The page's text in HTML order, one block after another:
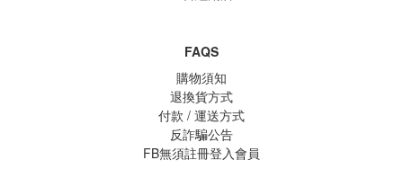
FAQS
購物須知
退換貨方式
付款 / 運送方式
反詐騙公告
FB無須註冊登入會員